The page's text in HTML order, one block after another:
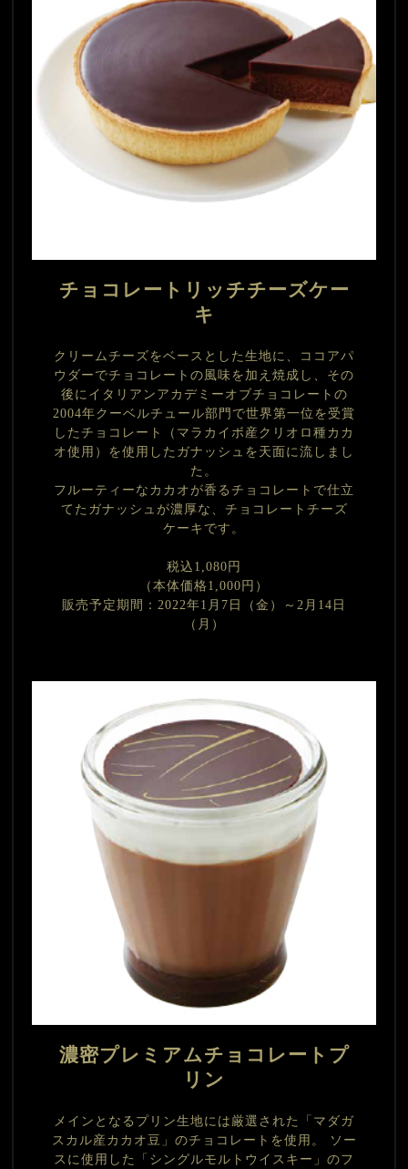
チョコレートリッチチーズケー
キ
クリームチーズをベースとした生地に、ココアパ
ウダーでチョコレートの風味を加え焼成し、その
後にイタリアンアカデミーオブチョコレートの
2004年クーベルチュール部門で世界第一位を受賞
したチョコレート（マラカイボ産クリオロ種カカ
オ使用）を使用したガナッシュを天面に流しまし
た。
フルーティーなカカオが香るチョコレートで仕立
てたガナッシュが濃厚な、チョコレートチーズ
ケーキです。
税込1,080円
（本体価格1,000円）
販売予定期間：2022年1月7日（金）～2月14日
（月）
濃密プレミアムチョコレートプ
リン
メインとなるプリン生地には厳選された「マダガ
スカル産カカオ豆」のチョコレートを使用。 ソー
スに使用した「シングルモルトウイスキー」のフ